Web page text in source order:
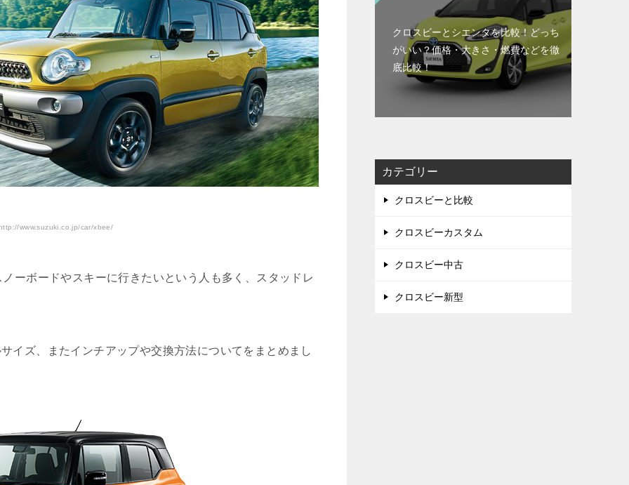
www.suzuki.co.jp/car/xbee/
ーボードやスキーに行きたいという人も多く、スタッドレ
イズ、またインチアップや交換方法についてをまとめまし
クロスビーとシエンタを比較！どっち
がいい？価格・大きさ・燃費などを徹
底比較！
カテゴリー
クロスビーと比較
クロスビーカスタム
クロスビー中古
クロスビー新型